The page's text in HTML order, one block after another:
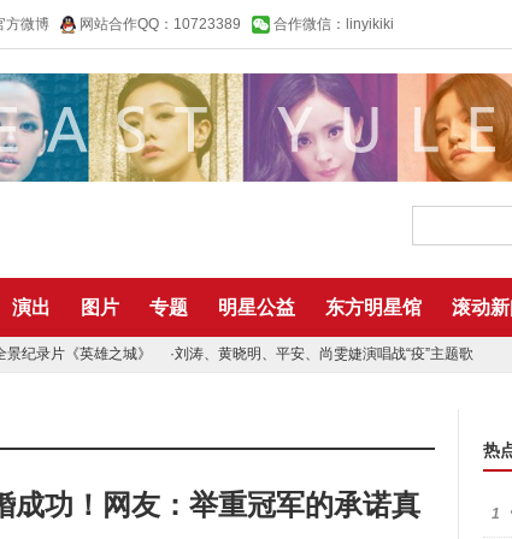
方微博 网站合作QQ：10723389 合作微信：linyikiki
演出 图片 专题 明星公益 东方明星馆 滚动
景纪录片《英雄之城》 ·刘涛、黄晓明、平安、尚雯婕演唱战“疫”主题歌
成功！网友：举重冠军的承诺真
热
1